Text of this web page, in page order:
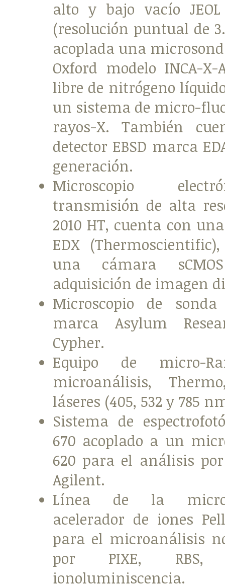
alto y bajo vacío JEOL
(resolución puntual de
acoplada una
Oxford modelo INCA-X-
libre de nitrógeno
un sistema de micro-
rayos-X. También
detector EBSD marca
generación.
Microscopio
transmisión de alta
2010 HT, cuenta con
EDX
una cámara
adquisición de imagen
Microscopio de
marca Asylum
Cypher.
Equipo de micro-
microanálisis,
láseres (405, 532 y 785
Sistema de
670 acoplado a un
620 para el análisis
Agilent.
Línea de la
acelerador de iones
para el microanálisis
por PIXE,
ionoluminiscencia.